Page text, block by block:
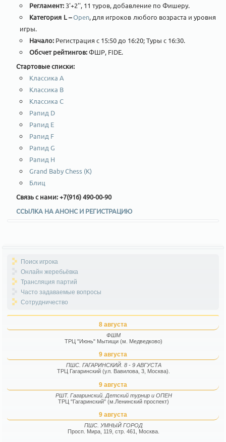
Регламент: 3'+2'', 11 туров, добавление по Фишеру.
Категория L –Open, для игроков любого возраста и уровня
игры.
Начало:Регистрация с 15:50 до 16:20; Туры с 16:30.
Обсчет рейтингов:ФШР, FIDE.
Стартовые списки:
Классика А
Классика B
Классика C
Рапид D
Рапид E
Рапид F
Рапид G
Рапид H
Grand Baby Chess (K)
Блиц
Связь с нами: +7(916) 490-00-90
ССЫЛКА НА АНОНС И РЕГИСТРАЦИЮ
Поиск игрока
Онлайн жеребьёвка
Трансляция партий
Часто задаваемые вопросы
Сотрудничество
8 августа
ФШМ
ТРЦ "Июнь" Мытищи (м. Медведково)
9 августа
ПШС. ГАГАРИНСКИЙ. 8 - 9 АВГУСТА
ТРЦ Гагаринский (ул. Вавилова, 3, Москва).
9 августа
РШТ. Гагаринский. Детский турнир и ОПЕН
ТРЦ "Гагаринский" (м.Ленинский проспект)
9 августа
ПШС. УМНЫЙ ГОРОД
Просп. Мира, 119, стр. 461, Москва.